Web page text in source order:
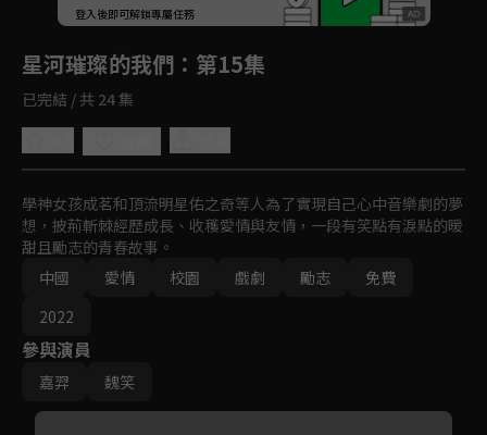
登入後即可解鎖專屬任務
星河璀璨的我們 ：第15集
已完結 / 共 24 集
學神女孩成茗和頂流明星佑之奇等人為了實現自己心中音樂劇的夢
想，披荊斬棘經歷成長、收穫愛情與友情，一段有笑點有淚點的暖
甜且勵志的青春故事。
中國
愛情 校園 戲劇 勵志
免費
2022
參與演員
嘉羿 魏笑